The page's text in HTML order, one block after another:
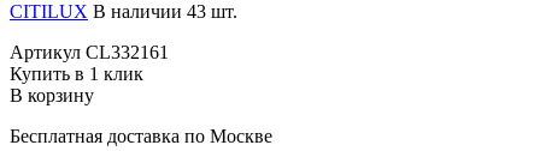
CITILUX В наличии 43 шт.
Артикул CL332161
Купить в 1 клик
В корзину
Бесплатная доставка по Москве